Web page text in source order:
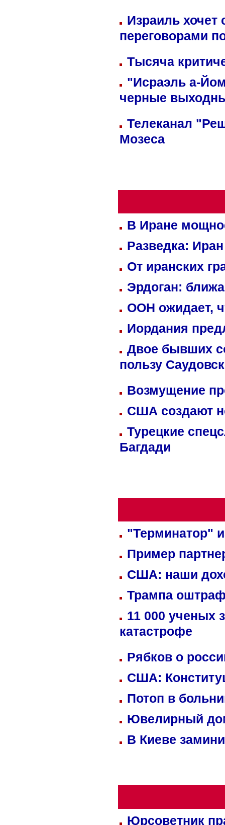
Израиль хочет
переговорами
Тысяча
"Исраэль а-
черные
Телеканал
Мозеса
В Иране
Разведка:
От иранских
Эрдоган:
ООН ожидает,
Иордания
Двое бывших
пользу
Возмущение
США создают
Турецкие
Багдади
"Терминатор"
Пример
США: наши
Трампа
11 000 ученых
катастрофе
Рябков о
США:
Потоп в
Ювелирный
В Киеве
Юрсоветник